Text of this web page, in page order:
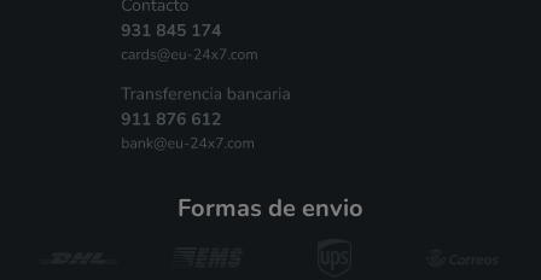
formas de envio